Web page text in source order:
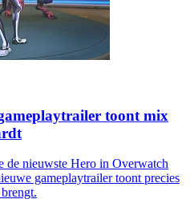
toont mix
de nieuwste Hero in Overwatch
gameplaytrailer toont precies